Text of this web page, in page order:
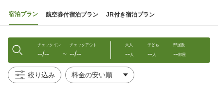
宿泊プラン 航空券付宿泊プラン JR付き宿泊プラン
チェックイン
--/-- 〜
チェックアウト
--/--
大人
--人
子ども
--人
部屋数
--部屋
絞り込み